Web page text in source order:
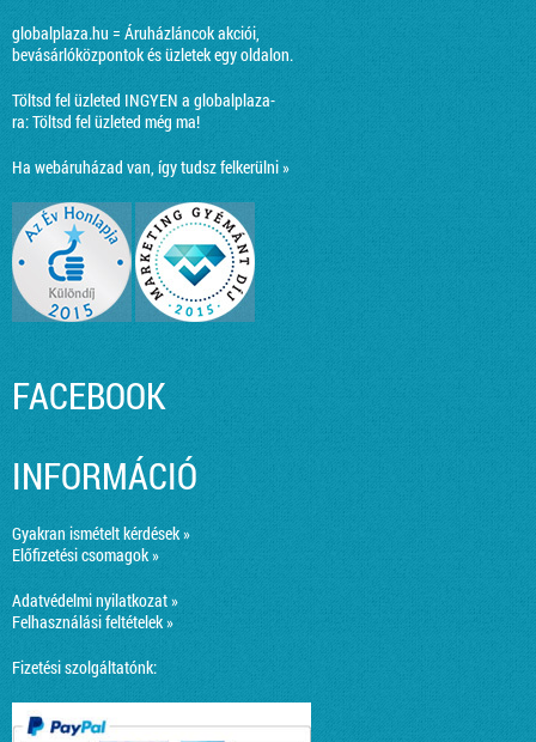
globalplaza.hu = Áruházláncok akciói,
bevásárlóközpontok és üzletek egy oldalon.
Töltsd fel üzleted INGYEN a globalplaza-
ra:Töltsd fel üzleted még ma!
Ha webáruházad van, így tudsz felkerülni »
FACEBOOK
INFORMÁCIÓ
Gyakran ismételt kérdések »
Előfizetési csomagok »
Adatvédelmi nyilatkozat »
Felhasználási feltételek »
Fizetési szolgáltatónk: